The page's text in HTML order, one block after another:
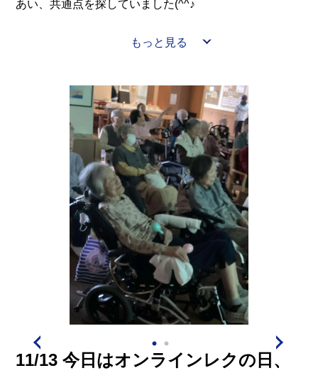
あい、共通点を探していました(^^♪
前回のお題は「初恋の人」でしたが、今日はどんなお話
昔からの友人同士のような雰囲気ですね(^_-)-☆
もっと見る
11/13 今日はオンラインレクの日、